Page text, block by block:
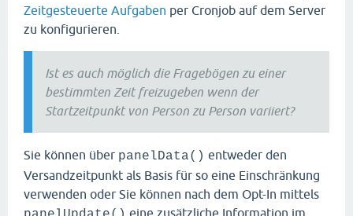
Zeitgesteuerte Aufgaben per Cronjob auf dem Server
zu konfigurieren.
Ist es auch möglich die Fragebögen zu einer
bestimmten Zeit freizugeben wenn der
Startzeitpunkt von Person zu Person variiert?
Sie können über panelData() entweder den
Versandzeitpunkt als Basis für so eine Einschränkung
verwenden oder Sie können nach dem Opt-In mittels
eine zusätzliche Information im